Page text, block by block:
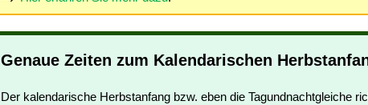
Genaue Zeiten zum Kalendarischen
Der kalendarische Herbstanfang bzw. eben die Tagundnachtgleiche